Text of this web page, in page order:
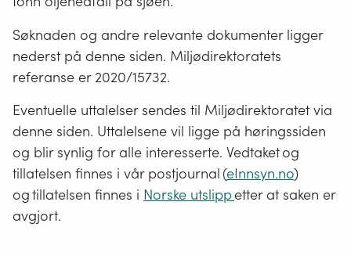
Søknaden og andre relevante dokumenter ligger
nederst på denne siden. Miljødirektoratets
referanse er 2020/15732.
Eventuelle uttalelser sendes til Miljødirektoratet via
denne siden. Uttalelsene vil ligge på høringssiden
og blir synlig for alle interesserte. Vedtaket og
tillatelsen finnes i vår postjournal (eInnsyn.no)
og tillatelsen finnes i Norske utslippetter at saken er
avgjort.